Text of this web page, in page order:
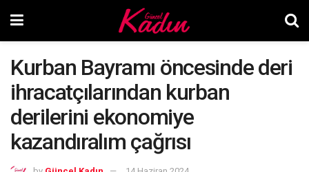
Kurban Bayramı öncesinde deri
ihracatçılarından kurban
derilerini ekonomiye
kazandıralım çağrısı